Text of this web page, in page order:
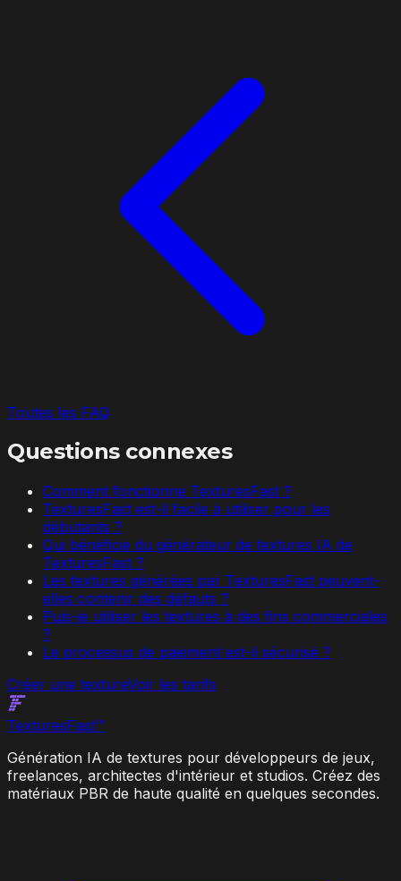
Toutes les FAQ
Questions connexes
Comment fonctionne TexturesFast ?
TexturesFast est-il facile à utiliser pour les
débutants ?
Qui bénéficie du générateur de textures IA de
TexturesFast ?
Les textures générées par TexturesFast peuvent-
elles contenir des défauts ?
Puis-je utiliser les textures à des fins commerciales
?
Le processus de paiement est-il sécurisé ?
Créer une textureVoir les tarifs
TexturesFast™
Génération IA de textures pour développeurs de jeux,
freelances, architectes d'intérieur et studios. Créez des
matériaux PBR de haute qualité en quelques secondes.